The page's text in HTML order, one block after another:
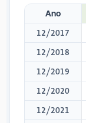
Ano
12/2017
12/2018
12/2019
12/2020
12/2021